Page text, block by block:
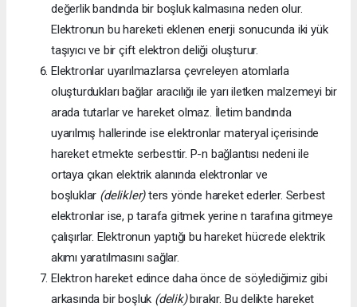
değerlik bandında bir boşluk kalmasına neden olur.
Elektronun bu hareketi eklenen enerji sonucunda iki yük
taşıyıcı ve bir çift elektron deliği oluşturur.
Elektronlar uyarılmazlarsa çevreleyen atomlarla
oluşturdukları bağlar aracılığı ile yarı iletken malzemeyi bir
arada tutarlar ve hareket olmaz. İletim bandında
uyarılmış hallerinde ise elektronlar materyal içerisinde
hareket etmekte serbesttir. P-n bağlantısı nedeni ile
ortaya çıkan elektrik alanında elektronlar ve
boşluklar (delikler)ters yönde hareket ederler. Serbest
elektronlar ise, p tarafa gitmek yerine n tarafına gitmeye
çalışırlar. Elektronun yaptığı bu hareket hücrede elektrik
akımı yaratılmasını sağlar.
Elektron hareket edince daha önce de söylediğimiz gibi
arkasında bir boşluk (delik)bırakır. Bu delikte hareket